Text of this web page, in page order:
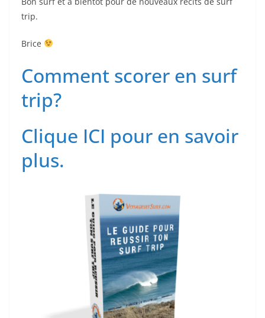
trip.
Brice
Comment scorer en surf
trip?
Clique ICI pour en savoir
plus.